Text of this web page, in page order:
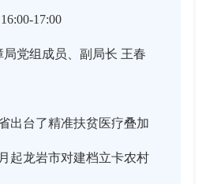
17:00
党组成员、副局长 王春
出台了精准扶贫医疗叠加
起龙岩市对建档立卡农村